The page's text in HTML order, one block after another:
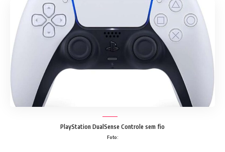
PlayStation DualSense Controle sem fio
Foto: